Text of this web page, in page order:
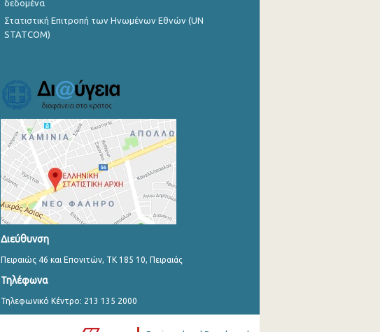
δεδομένα
Στατιστική Επιτροπή των Ηνωμένων Εθνών (UN
STATCOM)
Διεύθυνση
Πειραιώς 46 και Επονιτών, ΤΚ 185 10, Πειραιάς
Τηλέφωνα
Τηλεφωνικό Κέντρο: 213 135 2000